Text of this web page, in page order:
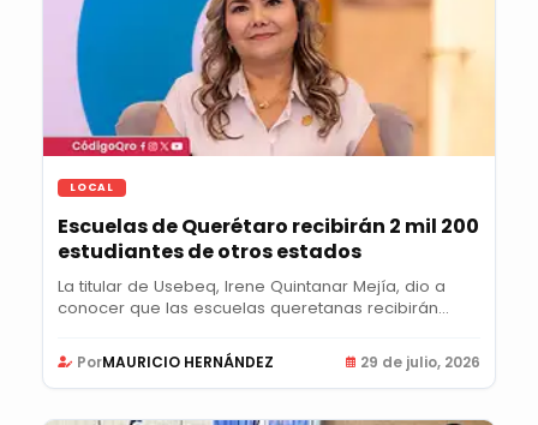
LOCAL
Escuelas de Querétaro recibirán 2 mil 200
estudiantes de otros estados
La titular de Usebeq, Irene Quintanar Mejía, dio a
conocer que las escuelas queretanas recibirán...
PorMAURICIO HERNÁNDEZ 29 de julio, 2026